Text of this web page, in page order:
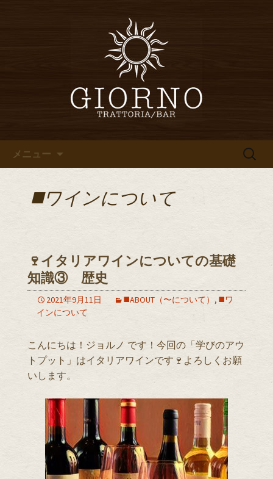
堀江・四ツ橋のイタリアン「イ
タリア食堂ジョルノ～GIORNO
～」のブログ
食堂ジョルノ～GIORNO～」からのお知
メニュー
検
◼️ワインについて
🍷イタリアワインについての基礎
知識③ 歴史
2021年9月11日 ◼️ABOUT（〜について） , ◼️ワ
インについて
こんにちは！ジョルノ です！今回の「学びのアウ
トプット」はイタリアワインです🍷よろしくお願
いします。